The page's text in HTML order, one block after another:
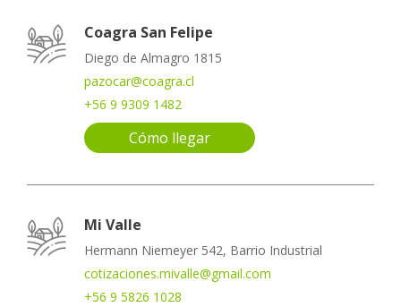
Coagra San Felipe
Diego de Almagro 1815
pazocar@coagra.cl
+56 9 9309 1482
Cómo llegar
Mi Valle
Hermann Niemeyer 542, Barrio Industrial
cotizaciones.mivalle@gmail.com
+56 9 5826 1028